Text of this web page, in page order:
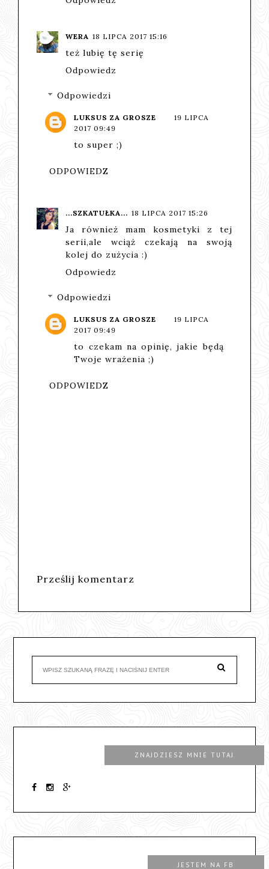
WERA 18 LIPCA 2017 15:16
też lubię tę serię
Odpowiedz
Odpowiedzi
LUKSUS ZA GROSZE
19 LIPCA
2017 09:49
to super ;)
ODPOWIEDZ
...SZKATUŁKA... 18 LIPCA 2017 15:26
Ja również mam kosmetyki z tej
serii,ale wciąż czekają na swoją
kolej do zużycia :)
Odpowiedz
Odpowiedzi
LUKSUS ZA GROSZE
19 LIPCA
2017 09:49
to czekam na opinię, jakie będą
Twoje wrażenia ;)
ODPOWIEDZ
Prześlij komentarz
ZNAJDZIESZ MNIE TUTAJ
JESTEM NA FB